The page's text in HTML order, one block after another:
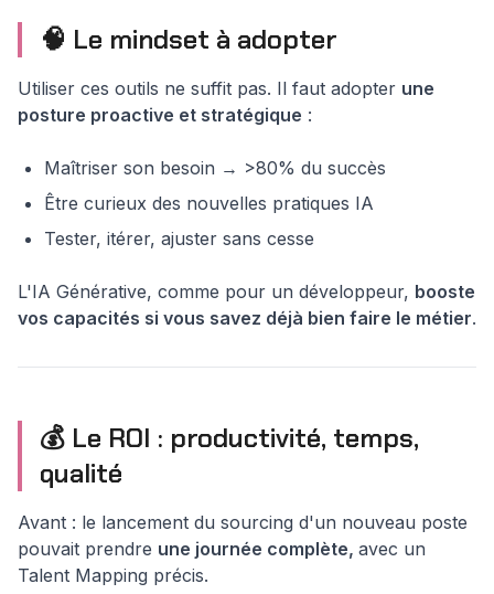
🧠 Le mindset à adopter
Utiliser ces outils ne suffit pas. Il faut adopter une
posture proactive et stratégique :
Maîtriser son besoin → >80% du succès
Être curieux des nouvelles pratiques IA
Tester, itérer, ajuster sans cesse
L'IA Générative, comme pour un développeur, booste
vos capacités si vous savez déjà bien faire le métier.
💰 Le ROI : productivité, temps,
qualité
Avant : le lancement du sourcing d'un nouveau poste
pouvait prendre une journée complète, avec un
Talent Mapping précis.